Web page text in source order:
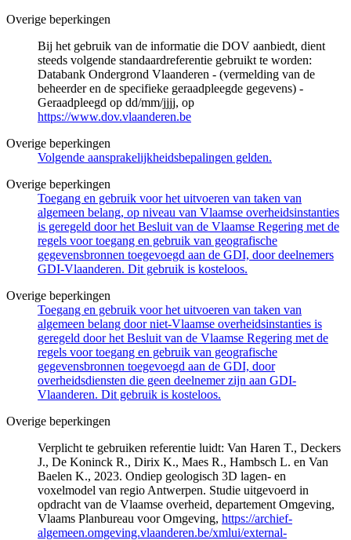
Overige beperkingen
Bij het gebruik van de informatie die DOV aanbiedt, dient
steeds volgende standaardreferentie gebruikt te worden:
Databank Ondergrond Vlaanderen - (vermelding van de
beheerder en de specifieke geraadpleegde gegevens) -
Geraadpleegd op dd/mm/jjjj, op
https://www.dov.vlaanderen.be
Overige beperkingen
Volgende aansprakelijkheidsbepalingen gelden.
Overige beperkingen
Toegang en gebruik voor het uitvoeren van taken van
algemeen belang, op niveau van Vlaamse overheidsinstanties
is geregeld door het Besluit van de Vlaamse Regering met de
regels voor toegang en gebruik van geografische
gegevensbronnen toegevoegd aan de GDI, door deelnemers
GDI-Vlaanderen. Dit gebruik is kosteloos.
Overige beperkingen
Toegang en gebruik voor het uitvoeren van taken van
algemeen belang door niet-Vlaamse overheidsinstanties is
geregeld door het Besluit van de Vlaamse Regering met de
regels voor toegang en gebruik van geografische
gegevensbronnen toegevoegd aan de GDI, door
overheidsdiensten die geen deelnemer zijn aan GDI-
Vlaanderen. Dit gebruik is kosteloos.
Overige beperkingen
Verplicht te gebruiken referentie luidt: Van Haren T., Deckers
J., De Koninck R., Dirix K., Maes R., Hambsch L. en Van
Baelen K., 2023. Ondiep geologisch 3D lagen- en
voxelmodel van regio Antwerpen. Studie uitgevoerd in
opdracht van de Vlaamse overheid, departement Omgeving,
Vlaams Planbureau voor Omgeving, https://archief-
algemeen.omgeving.vlaanderen.be/xmlui/external-